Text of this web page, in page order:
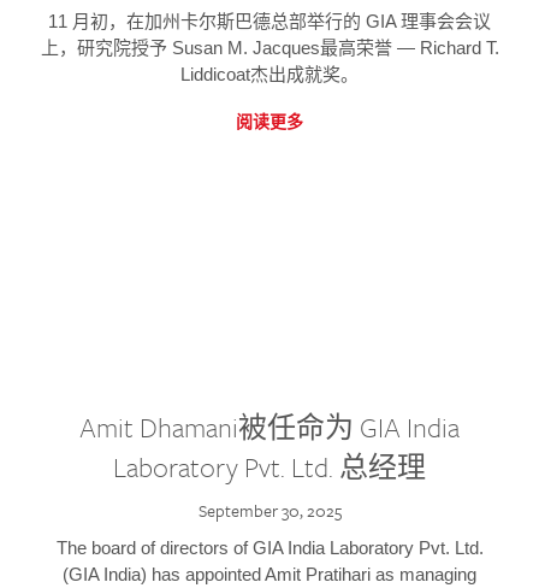
11 月初，在加州卡尔斯巴德总部举行的 GIA 理事会会议
上，研究院授予 Susan M. Jacques最高荣誉 — Richard T.
Liddicoat杰出成就奖。
阅读更多
Amit Dhamani被任命为 GIA India
Laboratory Pvt. Ltd. 总经理
September 30, 2025
The board of directors of GIA India Laboratory Pvt. Ltd.
(GIA India) has appointed Amit Pratihari as managing